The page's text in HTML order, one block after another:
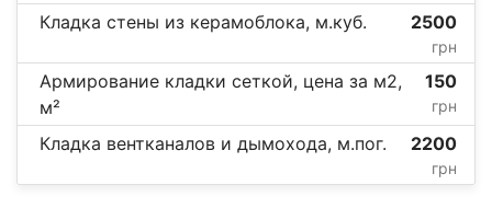
Кладка стены из керамоблока, м.куб. 2500
грн
Армирование кладки сеткой, цена за м2,
м²
150
грн
Кладка вентканалов и дымохода, м.пог. 2200
грн